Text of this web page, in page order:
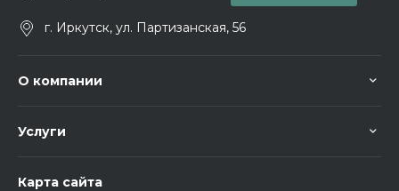
г. Иркутск, ул. Партизанская, 56
О компании
Услуги
Карта сайта